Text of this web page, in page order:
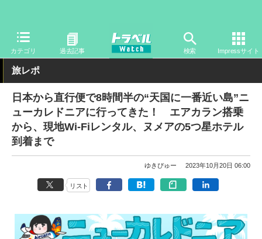
カテゴリ 過去記事 検索 Impressサイト
トラベル Watch 地域 海外旅行 オセアニア
旅レポ
日本から直行便で8時間半の“天国に一番近い島”ニ
ューカレドニアに行ってきた！ エアカラン搭乗
から、現地Wi-Fiレンタル、ヌメアの5つ星ホテル
到着まで
ゆきぴゅー 2023年10月20日 06:00
リスト